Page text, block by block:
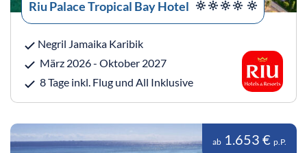
Riu Palace Tropical Bay Hotel
Negril Jamaika Karibik
März 2026 - Oktober 2027
8 Tage inkl. Flug und All Inklusive
ab 1.653 € p.P.